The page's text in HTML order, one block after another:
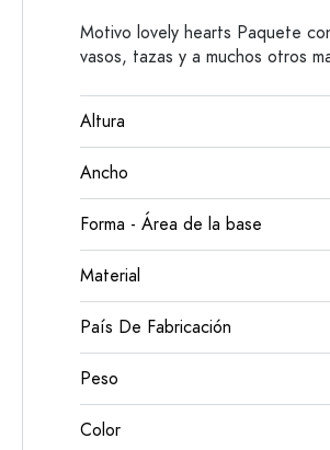
Motivo lovely hearts Paquete
vasos, tazas y a muchos otros
Altura
Ancho
Forma - Área de la base
Material
País De Fabricación
Peso
Color